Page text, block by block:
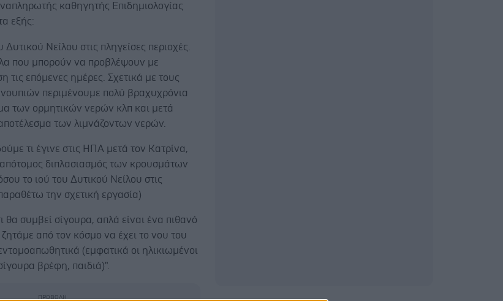
καθηγητής Επιδημιολογίας
εξής:
Δυτικού Νείλου στις πληγείσες περιοχές.
που μπορούν να προβλέψουν με
τις επόμενες ημέρες. Σχετικά με τους
περιμένουμε πολύ βραχυχρόνια
των ορμητικών νερών κλπ και μετά
των λιμνάζοντων νερών.
τι έγινε στις ΗΠΑ μετά τον Κατρίνα,
διπλασιασμός των κρουσμάτων
το ιού του Δυτικού Νείλου στις
την σχετική εργασία)
θα συμβεί σίγουρα, απλά είναι ένα πιθανό
από τον κόσμο να έχει το νου του
(εμφατικά οι ηλικιωμένοι
βρέφη, παιδιά)".